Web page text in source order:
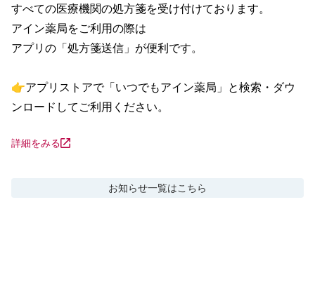
すべての医療機関の処方箋を受け付けております。
アイン薬局をご利用の際は
アプリの「処方箋送信」が便利です。
👉アプリストアで「いつでもアイン薬局」と検索・ダウ
ンロードしてご利用ください。
詳細をみる
お知らせ一覧はこちら